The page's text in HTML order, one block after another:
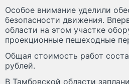
Особое внимание уделили
безопасности движения.
области на этом участке
проекционные пешеходные
Общая стоимость работ
рублей.
В Тамбовской области